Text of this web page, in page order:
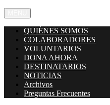
QUIÉNES SOMOS
COLABORADORES
VOLUNTARIOS
DONA AHORA
DESTINATARIOS
NOTICIAS
Archivos
Preguntas Frecuentes